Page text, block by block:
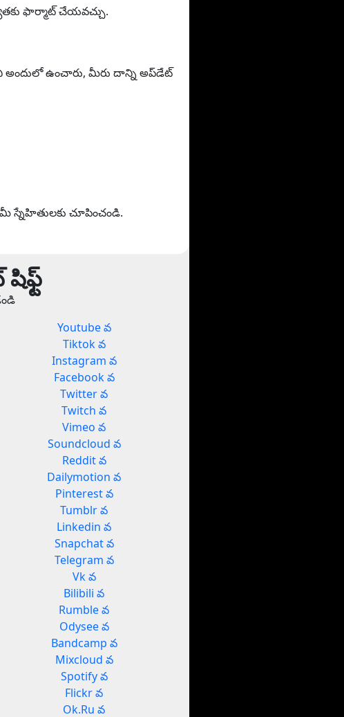
ఫార్మాట్ చేయవచ్చు.
ఉంచారు, మీరు దాన్ని అప్‌డేట్
చూపించండి.
Youtube వ
Tiktok వ
Instagram వ
Facebook వ
Twitter వ
Twitch వ
Vimeo వ
Soundcloud వ
Reddit వ
Dailymotion వ
Pinterest వ
Tumblr వ
Linkedin వ
Snapchat వ
Telegram వ
Vk వ
Bilibili వ
Rumble వ
Odysee వ
Bandcamp వ
Mixcloud వ
Spotify వ
Flickr వ
Ok.Ru వ